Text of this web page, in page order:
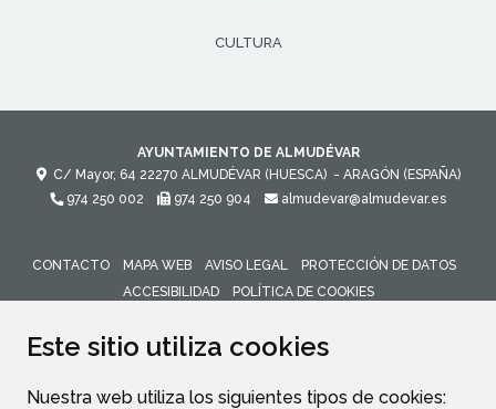
Este sitio utiliza cookies
Nuestra web utiliza los siguientes tipos de cookies:
CULTURA
AYUNTAMIENTO DE ALMUDÉVAR
C/ Mayor, 64 22270 ALMUDÉVAR (HUESCA) - ARAGÓN (ESPAÑA)
974 250 002
974 250 904 almudevar@almudevar.es
CONTACTO MAPA WEB AVISO LEGAL
PROTECCIÓN DE DATOS
ACCESIBILIDAD
POLÍTICA DE COOKIES